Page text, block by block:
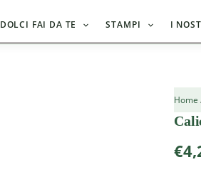
DOLCI FAI DA TE STAMPI I
Home
€